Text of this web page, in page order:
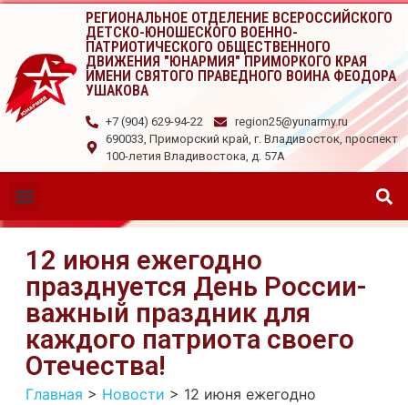
РЕГИОНАЛЬНОЕ ОТДЕЛЕНИЕ ВСЕРОССИЙСКОГО
ДЕТСКО-ЮНОШЕСКОГО ВОЕННО-
ПАТРИОТИЧЕСКОГО ОБЩЕСТВЕННОГО
ДВИЖЕНИЯ "ЮНАРМИЯ" ПРИМОРКОГО КРАЯ
ИМЕНИ СВЯТОГО ПРАВЕДНОГО ВОИНА ФЕОДОРА
УШАКОВА
+7 (904) 629-94-22
region25@yunarmy.ru
690033, Приморский край, г. Владивосток, проспект
100-летия Владивостока, д. 57А
12 июня ежегодно
празднуется День России-
важный праздник для
каждого патриота своего
Отечества!
Главная > Новости > 12 июня ежегодно